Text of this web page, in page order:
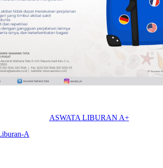
ASWATA LIBURAN A+